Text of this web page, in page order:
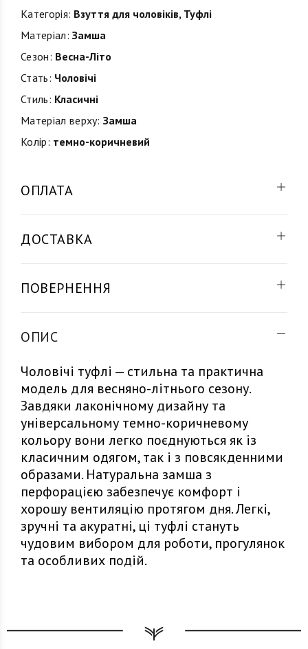
Категорія: Взуття для чоловіків, Туфлі
Матеріал: Замша
Сезон: Весна-Літо
Стать: Чоловічі
Стиль: Класичні
Матеріал верху: Замша
Колір: темно-коричневий
ОПЛАТА
ДОСТАВКА
ПОВЕРНЕННЯ
ОПИС
Чоловічі туфлі — стильна та практична
модель для весняно-літнього сезону.
Завдяки лаконічному дизайну та
універсальному темно-коричневому
кольору вони легко поєднуються як із
класичним одягом, так і з повсякденними
образами. Натуральна замша з
перфорацією забезпечує комфорт і
хорошу вентиляцію протягом дня. Легкі,
зручні та акуратні, ці туфлі стануть
чудовим вибором для роботи, прогулянок
та особливих подій.